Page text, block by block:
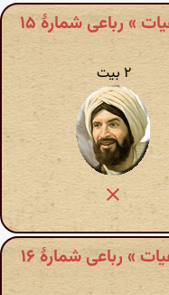
» رباعی شمارهٔ ۱۵
۲ بیت
» رباعی شمارهٔ ۱۶